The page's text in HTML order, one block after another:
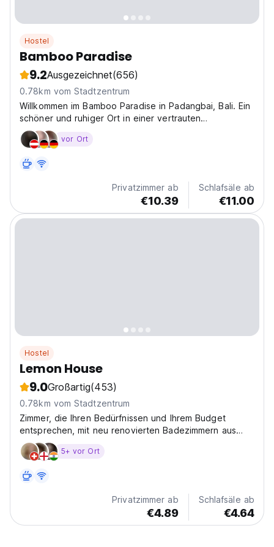
Hostel
Bamboo Paradise
9.2Ausgezeichnet(656)
0.78km vom Stadtzentrum
Willkommen im Bamboo Paradise in Padangbai, Bali. Ein
schöner und ruhiger Ort in einer vertrauten
Atmosphäre.
vor Ort
Privatzimmer ab
€10.39
Schlafsäle ab
€11.00
Hostel
Lemon House
9.0Großartig(453)
0.78km vom Stadtzentrum
Zimmer, die Ihren Bedürfnissen und Ihrem Budget
entsprechen, mit neu renovierten Badezimmern aus
Naturstein. Alle haben ein
5+ vor Ort
Privatzimmer ab
€4.89
Schlafsäle ab
€4.64